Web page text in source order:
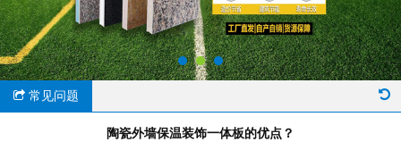
常见问题
陶瓷外墙保温装饰一体板的优点？